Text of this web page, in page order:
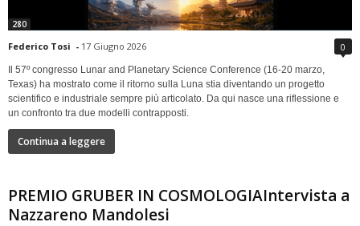
280
Federico Tosi - 17 Giugno 2026 0
Il 57º congresso Lunar and Planetary Science Conference (16-20 marzo,
Texas) ha mostrato come il ritorno sulla Luna stia diventando un progetto
scientifico e industriale sempre più articolato. Da qui nasce una riflessione e
un confronto tra due modelli contrapposti.
Continua a leggere
PREMIO GRUBER IN COSMOLOGIAIntervista a
Nazzareno Mandolesi